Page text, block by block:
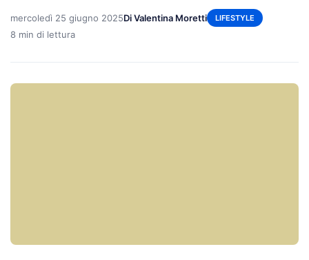
mercoledì 25 giugno 2025Di Valentina Moretti LIFESTYLE
8 min di lettura